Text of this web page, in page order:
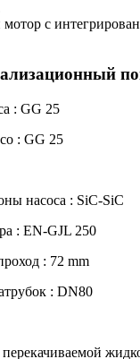
с
: GG 25
: GG 25
насоса : SiC-SiC
: EN-GJL 250
: 72 mm
: DN80